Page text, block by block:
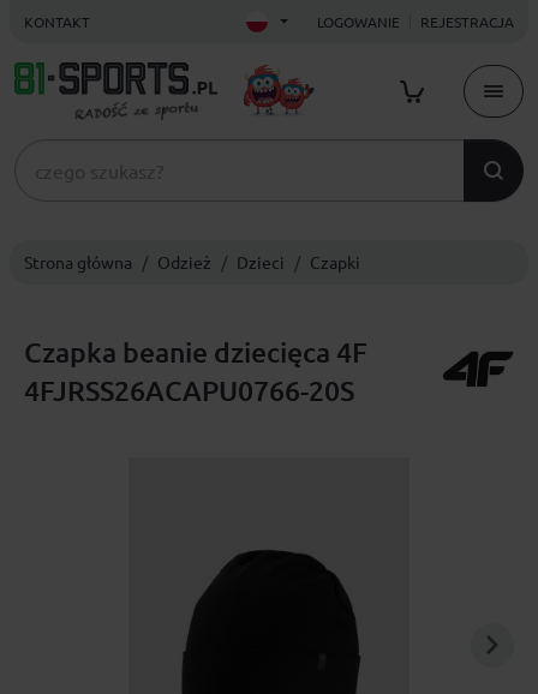
KONTAKT LOGOWANIE REJESTRACJA
Strona główna Odzież Dzieci Czapki
Czapka beanie dziecięca 4F
4FJRSS26ACAPU0766-20S